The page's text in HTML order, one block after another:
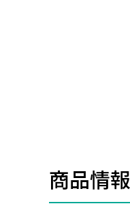
商品情報